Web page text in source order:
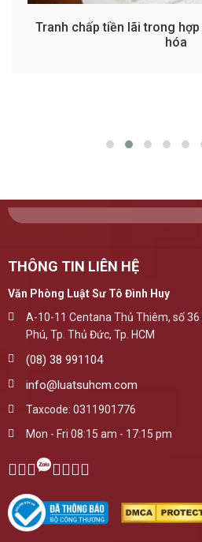
Tranh chấp tiền lãi trong
hóa
THÔNG TIN LIÊN HỆ
Văn Phòng Luật Sư Tô Đình Huy
A-10-11 Centana Thủ Thiêm, số
Phú, Tp. Thủ Đức, Tp. HCM
(08) 38 991104
info@luatsuhcm.com
Taxcode: 0311901776
Mon - Fri 08:15 am - 17:15 pm